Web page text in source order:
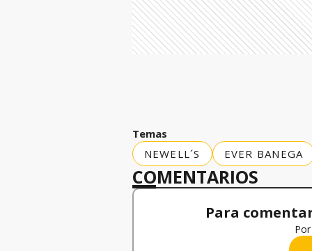
Temas
NEWELL´S
EVER BANEGA
COMENTARIOS
Para